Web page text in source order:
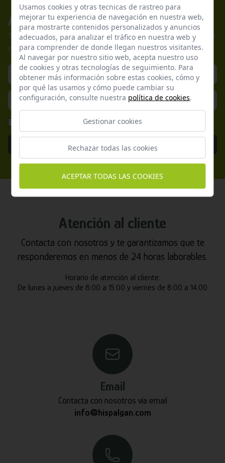
Apúntate a nuestros boletines
Suscríbete a nuestra newsletter y no te pierdas nuestras ofertas
y promociones exclusivas.
He leído y acepto laPolítica de Privacidad
Enviar
Atención al cliente
Contacta con nosotros y te garantizamos que te
responderemos en menos de 24 horas laborables.
Horario de atención al cliente:
De lunes a jueves de 8:00 a 15:00 y viernes de 8:00 a 14:00
Email
Contacta con nosotros vía email
info@hispalgan.com
Usamos cookies y otras tecnicas de rastreo para
mejorar tu experiencia de navegación en nuestra web,
para mostrarte contenidos personalizados y anuncios
adecuados, para analizar el tráfico en nuestra web y
para comprender de donde llegan nuestros visitantes.
Al navegar por nuestro sitio web, acepta nuestro uso
de cookies y otras tecnologías de seguimiento. Para
obtener más información sobre estas cookies, cómo y
por qué las usamos y cómo puede cambiar su
configuración, consulte nuestra política de cookies.
Gestionar cookies
Rechazar todas las cookies
ACEPTAR TODAS LAS COOKIES